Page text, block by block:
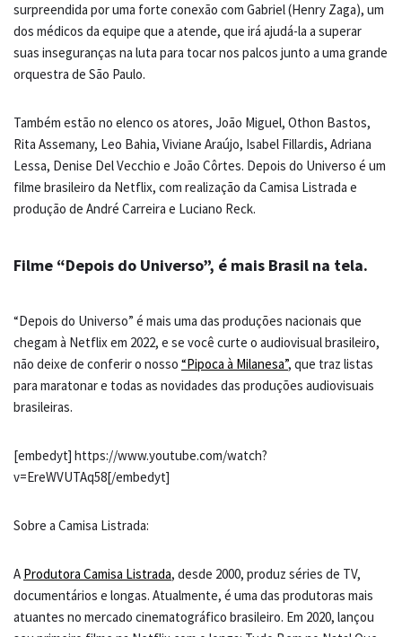
surpreendida por uma forte conexão com Gabriel (Henry Zaga), um
dos médicos da equipe que a atende, que irá ajudá-la a superar
suas inseguranças na luta para tocar nos palcos junto a uma grande
orquestra de São Paulo.
Também estão no elenco os atores, João Miguel, Othon Bastos,
Rita Assemany, Leo Bahia, Viviane Araújo, Isabel Fillardis, Adriana
Lessa, Denise Del Vecchio e João Côrtes. Depois do Universo é um
filme brasileiro da Netflix, com realização da Camisa Listrada e
produção de André Carreira e Luciano Reck.
Filme “Depois do Universo”, é mais Brasil na tela.
“Depois do Universo” é mais uma das produções nacionais que
chegam à Netflix em 2022, e se você curte o audiovisual brasileiro,
não deixe de conferir o nosso “Pipoca à Milanesa”, que traz listas
para maratonar e todas as novidades das produções audiovisuais
brasileiras.
[embedyt] https://www.youtube.com/watch?
v=EreWVUTAq58[/embedyt]
Sobre a Camisa Listrada:
A Produtora Camisa Listrada, desde 2000, produz séries de TV,
documentários e longas. Atualmente, é uma das produtoras mais
atuantes no mercado cinematográfico brasileiro. Em 2020, lançou